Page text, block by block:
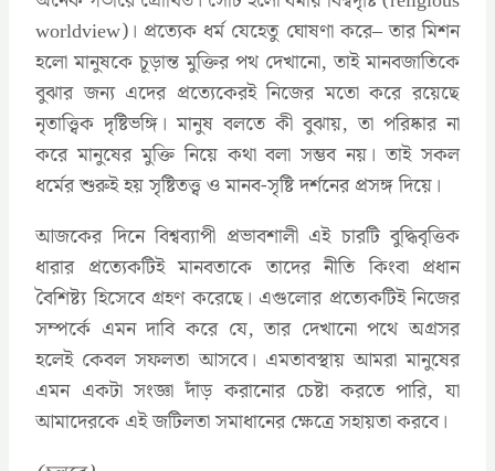
worldview)। প্রত্যেক ধর্ম যেহেতু ঘোষণা করে– তার মিশন
হলো মানুষকে চূড়ান্ত মুক্তির পথ দেখানো, তাই মানবজাতিকে
বুঝার জন্য এদের প্রত্যেকেরই নিজের মতো করে রয়েছে
নৃতাত্ত্বিক দৃষ্টিভঙ্গি। মানুষ বলতে কী বুঝায়, তা পরিষ্কার না
করে মানুষের মুক্তি নিয়ে কথা বলা সম্ভব নয়। তাই সকল
ধর্মের শুরুই হয় সৃষ্টিতত্ত্ব ও মানব-সৃষ্টি দর্শনের প্রসঙ্গ দিয়ে।
আজকের দিনে বিশ্বব্যাপী প্রভাবশালী এই চারটি বুদ্ধিবৃত্তিক
ধারার প্রত্যেকটিই মানবতাকে তাদের নীতি কিংবা প্রধান
বৈশিষ্ট্য হিসেবে গ্রহণ করেছে। এগুলোর প্রত্যেকটিই নিজের
সম্পর্কে এমন দাবি করে যে, তার দেখানো পথে অগ্রসর
হলেই কেবল সফলতা আসবে। এমতাবস্থায় আমরা মানুষের
এমন একটা সংজ্ঞা দাঁড় করানোর চেষ্টা করতে পারি, যা
আমাদেরকে এই জটিলতা সমাধানের ক্ষেত্রে সহায়তা করবে।